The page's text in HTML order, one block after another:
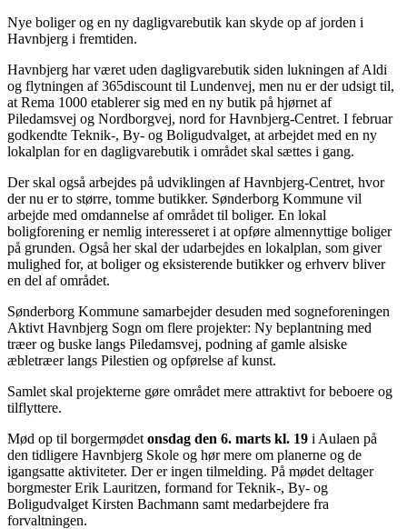
Nye boliger og en ny dagligvarebutik kan skyde op af jorden i
Havnbjerg i fremtiden.
Havnbjerg har været uden dagligvarebutik siden lukningen af Aldi
og flytningen af 365discount til Lundenvej, men nu er der udsigt til,
at Rema 1000 etablerer sig med en ny butik på hjørnet af
Piledamsvej og Nordborgvej, nord for Havnbjerg-Centret. I februar
godkendte Teknik-, By- og Boligudvalget, at arbejdet med en ny
lokalplan for en dagligvarebutik i området skal sættes i gang.
Der skal også arbejdes på udviklingen af Havnbjerg-Centret, hvor
der nu er to større, tomme butikker. Sønderborg Kommune vil
arbejde med omdannelse af området til boliger. En lokal
boligforening er nemlig interesseret i at opføre almennyttige boliger
på grunden. Også her skal der udarbejdes en lokalplan, som giver
mulighed for, at boliger og eksisterende butikker og erhverv bliver
en del af området.
Sønderborg Kommune samarbejder desuden med sogneforeningen
Aktivt Havnbjerg Sogn om flere projekter: Ny beplantning med
træer og buske langs Piledamsvej, podning af gamle alsiske
æbletræer langs Pilestien og opførelse af kunst.
Samlet skal projekterne gøre området mere attraktivt for beboere og
tilflyttere.
Mød op til borgermødet onsdag den 6. marts kl. 19 i Aulaen på
den tidligere Havnbjerg Skole og hør mere om planerne og de
igangsatte aktiviteter. Der er ingen tilmelding. På mødet deltager
borgmester Erik Lauritzen, formand for Teknik-, By- og
Boligudvalget Kirsten Bachmann samt medarbejdere fra
forvaltningen.